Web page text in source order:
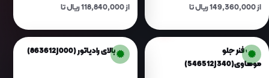
از 149,360,000 ریال تا
از 118,840,000 ریال تا
کمک فنر جلو
موهاوی(546512J340)
کاور بالای رادیاتور (863612J000)